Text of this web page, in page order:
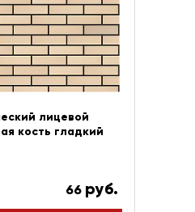
лицевой
кость гладкий
66 руб.